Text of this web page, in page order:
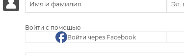
Войти с помощью
Войти через Facebook